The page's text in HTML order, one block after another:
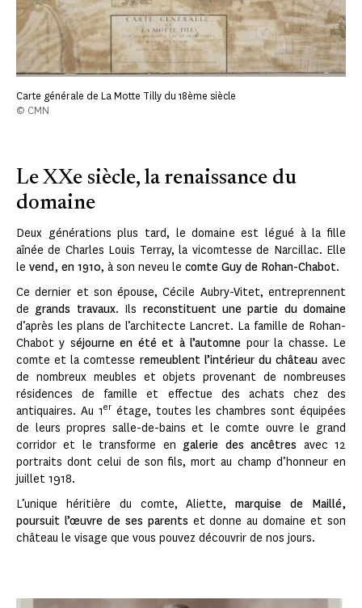
Carte générale de La Motte Tilly du 18ème siècle
© CMN
Le XXe siècle, la renaissance du
domaine
Deux générations plus tard, le domaine est légué à la fille
aînée de Charles Louis Terray, la vicomtesse de Narcillac. Elle
le vend, en 1910, à son neveu le comte Guy de Rohan-Chabot.
Ce dernier et son épouse, Cécile Aubry-Vitet, entreprennent
de grands travaux. Ils reconstituent une partie du domaine
d’après les plans de l’architecte Lancret. La famille de Rohan-
Chabot y séjourne en été et à l’automne pour la chasse. Le
comte et la comtesse remeublent l’intérieur du châteauavec
de nombreux meubles et objets provenant de nombreuses
résidences de famille et effectue des achats chez des
antiquaires. Au 1erétage, toutes les chambres sont équipées
de leurs propres salle-de-bains et le comte ouvre le grand
corridor et le transforme en galerie des ancêtres avec 12
portraits dont celui de son fils, mort au champ d’honneur en
juillet 1918.
L’unique héritière du comte, Aliette,marquise de Maillé,
poursuit l’œuvre de ses parents et donne au domaine et son
château le visage que vous pouvez découvrir de nos jours.